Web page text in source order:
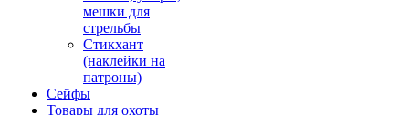
мешки для
стрельбы
Стикхант
(наклейки на
патроны)
Сейфы
Товары для охоты